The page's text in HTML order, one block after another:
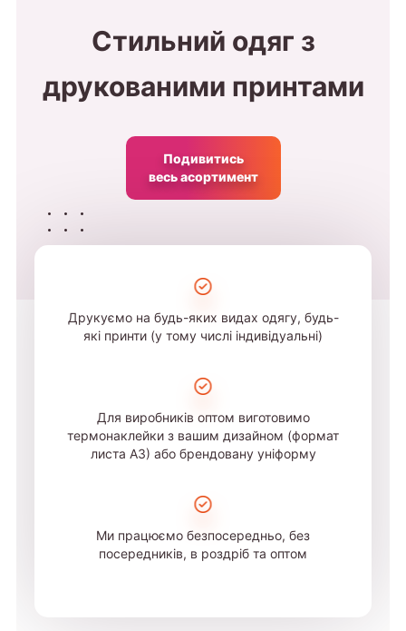
Стильний одяг з
друкованими принтами
Подивитись
весь асортимент
Друкуємо на будь-яких видах одягу, будь-
які принти (у тому числі індивідуальні)
Для виробників оптом виготовимо
термонаклейки з вашим дизайном (формат
листа А3) або брендовану уніформу
Ми працюємо безпосередньо, без
посередників, в роздріб та оптом